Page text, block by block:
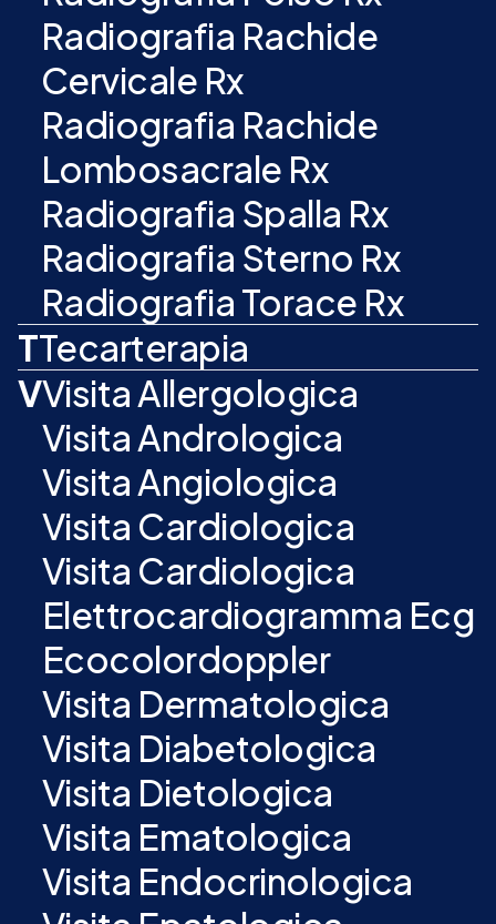
Radiografia Rachide
Cervicale Rx
Radiografia Rachide
Lombosacrale Rx
Radiografia Spalla Rx
Radiografia Sterno Rx
Radiografia Torace Rx
TTecarterapia
VVisita Allergologica
Visita Andrologica
Visita Angiologica
Visita Cardiologica
Visita Cardiologica
Elettrocardiogramma Ecg
Ecocolordoppler
Visita Dermatologica
Visita Diabetologica
Visita Dietologica
Visita Ematologica
Visita Endocrinologica